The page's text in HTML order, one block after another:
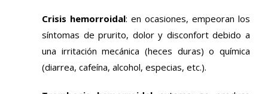
Crisis hemorroidal: en ocasiones, empeoran los
síntomas de prurito, dolor y disconfort debido a
una irritación mecánica (heces duras) o química
(diarrea, cafeína, alcohol, especias, etc.).